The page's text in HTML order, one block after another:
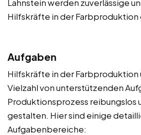
Lahnstein werden zuverlässige
Hilfskräfte in der Farbproduktion
Aufgaben
Hilfskräfte in der
Vielzahl von unterstützenden
Produktionsprozess reibungslos
gestalten. Hier sind einige
Aufgabenbereiche: